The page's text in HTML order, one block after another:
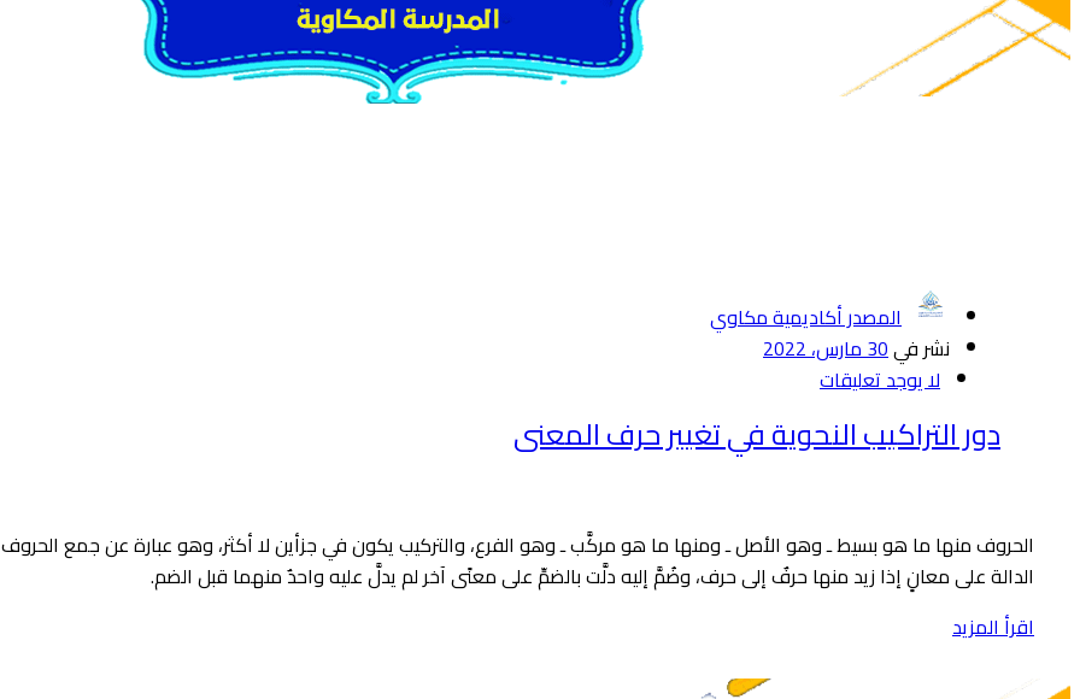
المصدر أكاديمية مكاوي
نشر في30 مارس، 2022
لا يوجد تعليقات
دور التراكيب النحوية في تغيير حرف المعنى
الحروف منها ما هو بسيط ـ وهو الأصل ـ ومنها ما هو مركَّب ـ وهو الفرع، والتركيب يكون في جزأين لا أكثر، وهو عبارة عن جمع
الدالة على معانٍ إذا زيد منها حرفٌ إلى حرف، وضُمَّ إليه دلَّت بالضمِّ على معنًى آخر لم يدلَّ عليه واحدٌ منهما قبل الضم.
اقرأ المزيد